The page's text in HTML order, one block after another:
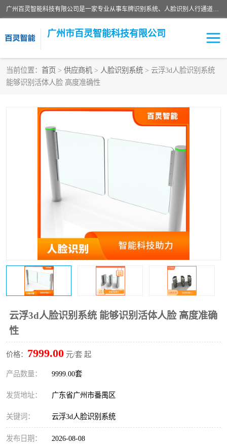
广州百灵智能科技有限公司是一家专业从事车牌识别系统、人脸识别人行通道、安防监控交通设施、停车场智能管理系统、停车场云平台、车牌识别一体机、自动道闸、通道设备、交通设施及交通划线等产品研发、生产和销售的高新技术企业。
广州市百灵智能科技有限公司
当前位置： 首页 > 供应商机 > 人脸识别系统 > 云浮3d人脸识别系统
能够识别活体人脸 高度准确性
云浮3d人脸识别系统 能够识别活体人脸 高度准确
性
价格： 7999.00 元/套 起
产品数量： 9999.00套
发货地址： 广东省广州市番禺区
关键词： 云浮3d人脸识别系统
发布日期： 2026-08-08
安防监控红外报警系统
人脸识别系统